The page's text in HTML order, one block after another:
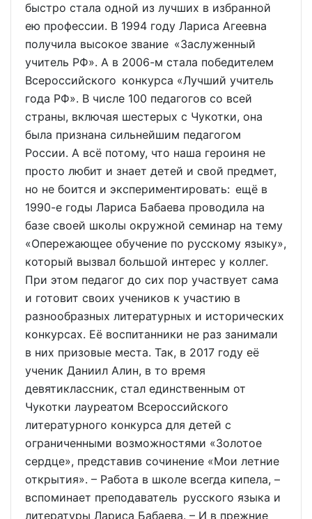
быстро стала одной из лучших в избранной
ею профессии. В 1994 году Лариса Агеевна
получила высокое звание «Заслуженный
учитель РФ». А в 2006-м стала победителем
Всероссийского конкурса «Лучший учитель
года РФ». В числе 100 педагогов со всей
страны, включая шестерых с Чукотки, она
была признана сильнейшим педагогом
России. А всё потому, что наша героиня не
просто любит и знает детей и свой предмет,
но не боится и экспериментировать: ещё в
1990-е годы Лариса Бабаева проводила на
базе своей школы окружной семинар на тему
«Опережающее обучение по русскому языку»,
который вызвал большой интерес у коллег.
При этом педагог до сих пор участвует сама
и готовит своих учеников к участию в
разнообразных литературных и исторических
конкурсах. Её воспитанники не раз занимали
в них призовые места. Так, в 2017 году её
ученик Даниил Алин, в то время
девятиклассник, стал единственным от
Чукотки лауреатом Всероссийского
литературного конкурса для детей с
ограниченными возможностями «Золотое
сердце», представив сочинение «Мои летние
открытия». – Работа в школе всегда кипела, –
вспоминает преподаватель русского языка и
литературы Лариса Бабаева. – И в прежние